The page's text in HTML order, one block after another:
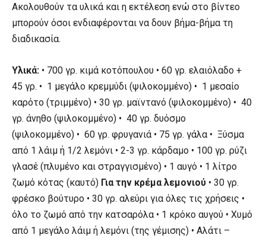
Ακολουθούν τα υλικά και η εκτέλεση ενώ στο βίντεο
μπορούν όσοι ενδιαφέρονται να δουν βήμα-βήμα τη
διαδικασία.
Υλικά: • 700 γρ. κιμά κοτόπουλου • 60 γρ. ελαιόλαδο +
45 γρ. • 1 μεγάλο κρεμμύδι (ψιλοκομμένο) • 1 μεσαίο
καρότο (τριμμένο) • 30 γρ. μαϊντανό (ψιλοκομμένο) • 40
γρ. άνηθο (ψιλοκομμένο) • 40 γρ. δυόσμο
(ψιλοκομμένο) • 60 γρ. φρυγανιά • 75 γρ. γάλα • Ξύσμα
από 1 λάιμ ή 1/2 λεμόνι • 2-3 γρ. κάρδαμο • 100 γρ. ρύζι
γλασέ (πλυμένο και στραγγισμένο) • 1 αυγό • 1 λίτρο
ζωμό κότας (καυτό) Για την κρέμα λεμονιού • 30 γρ.
φρέσκο βούτυρο • 30 γρ. αλεύρι για όλες τις χρήσεις •
όλο το ζωμό από την κατσαρόλα • 1 κρόκο αυγού • Χυμό
από 1 μεγάλο λάιμ ή λεμόνι (της γέμισης) • Αλάτι –